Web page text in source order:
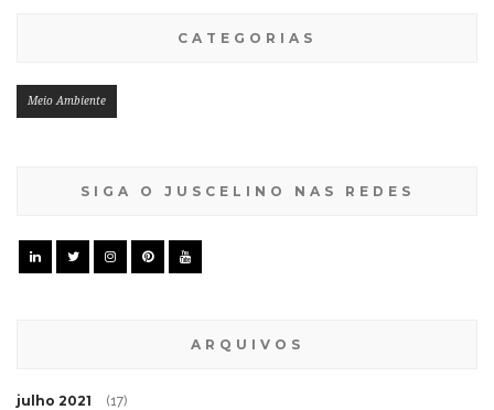
CATEGORIAS
Meio Ambiente
SIGA O JUSCELINO NAS REDES
ARQUIVOS
julho 2021 (17)